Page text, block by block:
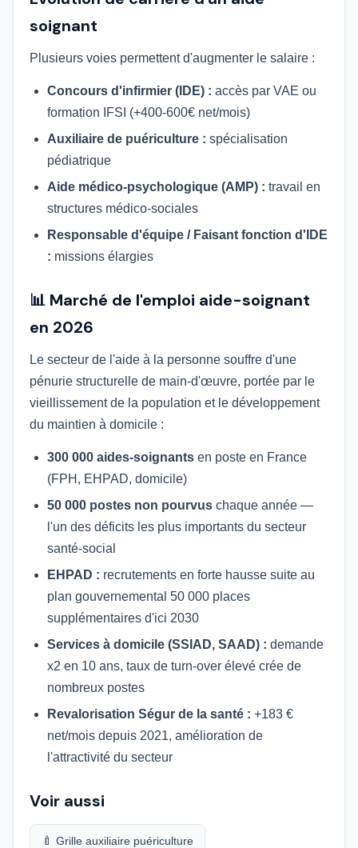
soignant
Plusieurs voies permettent d'augmenter le salaire :
Concours d'infirmier (IDE) : accès par VAE ou
formation IFSI (+400-600€ net/mois)
Auxiliaire de puériculture : spécialisation
pédiatrique
Aide médico-psychologique (AMP) : travail en
structures médico-sociales
Responsable d'équipe / Faisant fonction d'IDE
: missions élargies
📊 Marché de l'emploi aide-soignant
en 2026
Le secteur de l'aide à la personne souffre d'une
pénurie structurelle de main-d'œuvre, portée par le
vieillissement de la population et le développement
du maintien à domicile :
300 000 aides-soignants en poste en France
(FPH, EHPAD, domicile)
50 000 postes non pourvus chaque année —
l'un des déficits les plus importants du secteur
santé-social
EHPAD : recrutements en forte hausse suite au
plan gouvernemental 50 000 places
supplémentaires d'ici 2030
Services à domicile (SSIAD, SAAD) : demande
x2 en 10 ans, taux de turn-over élevé crée de
nombreux postes
Revalorisation Ségur de la santé : +183 €
net/mois depuis 2021, amélioration de
l'attractivité du secteur
Voir aussi
🍼 Grille auxiliaire puériculture